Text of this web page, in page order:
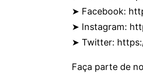
➤ Facebook:
➤ Instagram:
➤ Twitter:
Faça parte de